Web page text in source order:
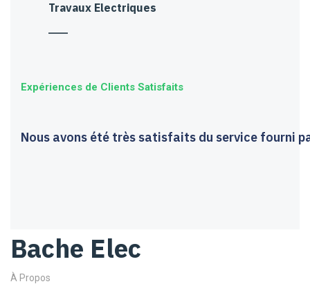
Travaux Electriques
Expériences de Clients Satisfaits
Nous avons été très satisfaits du service fourni
Bache Elec
À Propos